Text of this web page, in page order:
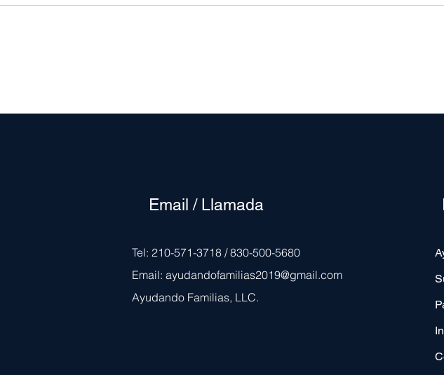
Email / Llamada
Tel: 210-571-3718 / 830-500-5680
Email: ayudandofamilias2019@gmail.com
Ayudando Familias, LLC.